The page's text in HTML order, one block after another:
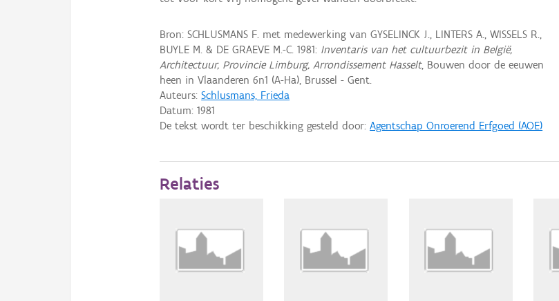
Bron: SCHLUSMANS F. met medewerking van GYSELINCK J., LINTERS A., WISSELS R.,
BUYLE M. & DE GRAEVE M.-C. 1981: Inventaris van het cultuurbezit in België,
Architectuur, Provincie Limburg, Arrondissement Hasselt, Bouwen door de eeuwen
heen in Vlaanderen 6n1 (A-Ha), Brussel - Gent.
Auteurs:Schlusmans, Frieda
Datum:1981
De tekst wordt ter beschikking gesteld door:Agentschap Onroerend Erfgoed (AOE)
Relaties